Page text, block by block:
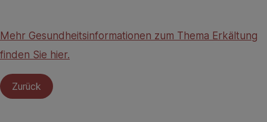
Zurück
Mehr Gesundheitsinformationen zum Thema Erkältung
finden Sie hier.